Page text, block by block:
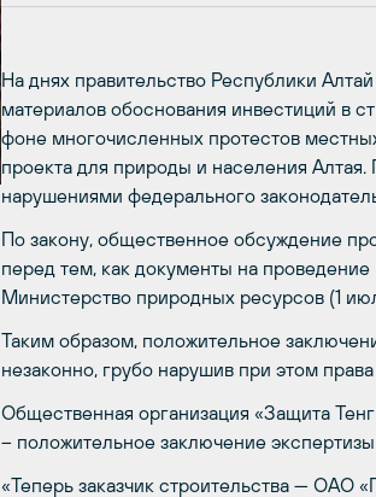
На днях правительство Республики
материалов обоснования инвестиций в
фоне многочисленных протестов
проекта для природы и населения
нарушениями федерального
По закону, общественное обсуждение
перед тем, как документы на
Министерство природных ресурсов (1
Таким образом, положительное
незаконно, грубо нарушив при этом
Общественная организация «Защита
– положительное заключение
«Теперь заказчик строительства — ОАО